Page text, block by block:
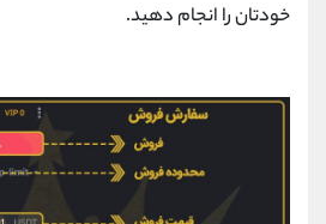
خودتان را انجام دهید.